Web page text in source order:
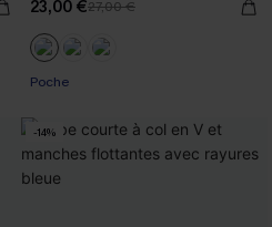
23,00 €27,00 €
Poche
-14%